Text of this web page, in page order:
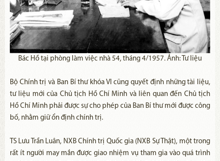
Bác Hồ tại phòng làm việc nhà 54, tháng 4/1957. Ảnh: Tư liệu
Bộ Chính trị và Ban Bí thư khóa VI cũng quyết định những tài liệu,
tư liệu mới của Chủ tịch Hồ Chí Minh và liên quan đến Chủ tịch
Hồ Chí Minh phải được sự cho phép của Ban Bí thư mới được công
bố, nhằm giữ ổn định chính trị.
TS Lưu Trần Luân, NXB Chính trị Quốc gia (NXB Sự Thật), một trong
rất ít người may mắn được giao nhiệm vụ tham gia vào quá trình